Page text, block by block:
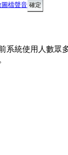
圖檔聲音
系統使用人數眾